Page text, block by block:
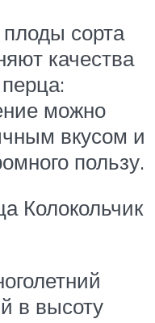
сорта
качества
можно
вкусом и
пользу.
Колокольчик
в высоту